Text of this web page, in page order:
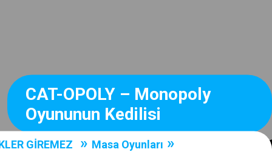
CAT-OPOLY – Monopoly
Oyununun Kedilisi
GİREMEZ » Masa Oyunları »